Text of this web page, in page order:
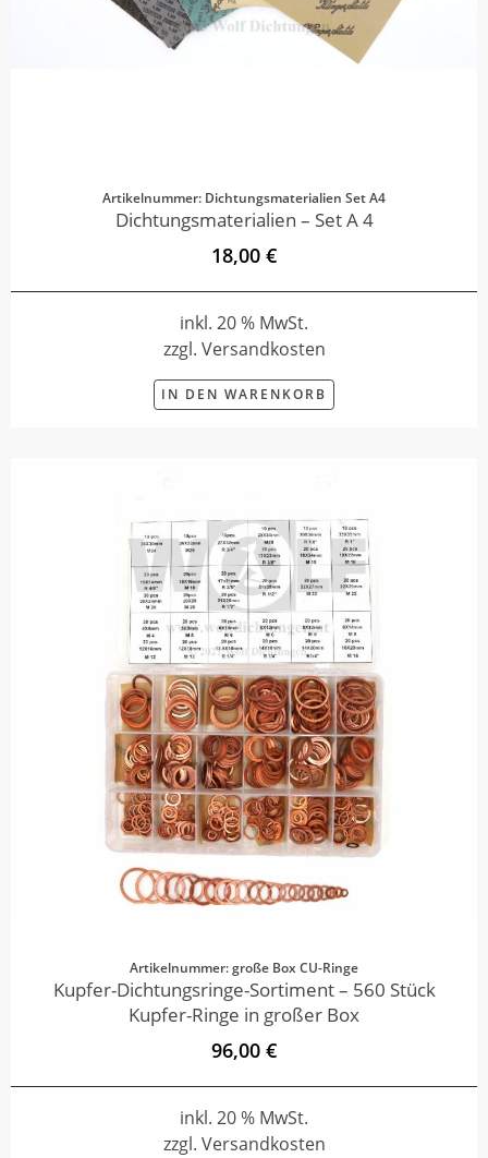
Artikelnummer: Dichtungsmaterialien Set A4
Dichtungsmaterialien – Set A 4
18,00 €
inkl. 20 % MwSt.
zzgl. Versandkosten
IN DEN WARENKORB
Artikelnummer: große Box CU-Ringe
Kupfer-Dichtungsringe-Sortiment – 560 Stück
Kupfer-Ringe in großer Box
96,00 €
inkl. 20 % MwSt.
zzgl. Versandkosten